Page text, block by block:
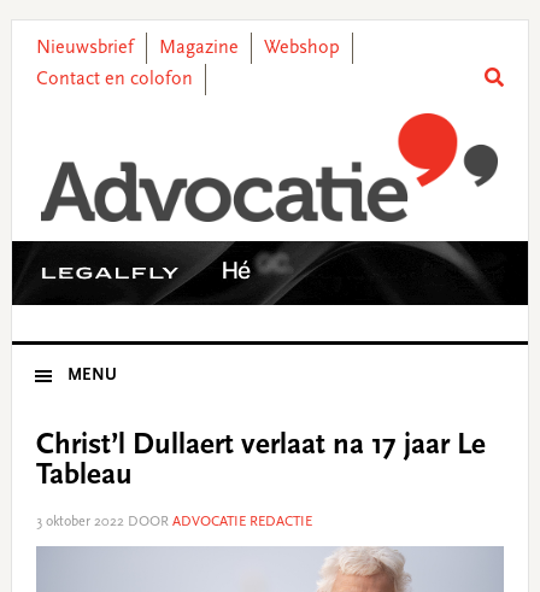
primary
main
primary
footer
Nieuwsbrief Magazine
Webshop
Contact en colofon
MENU
Christ’l Dullaert verlaat na 17 jaar Le
Tableau
3 oktober 2022DOOR ADVOCATIE REDACTIE